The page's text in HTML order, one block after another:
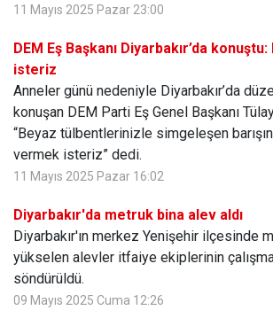
11 Mayıs 2025 Pazar 23:00
DEM Eş Başkanı Diyarbakır’da
isteriz
Anneler günü nedeniyle Diyarbakır’da
konuşan DEM Parti Eş Genel Başkanı
“Beyaz tülbentlerinizle simgeleşen
vermek isteriz” dedi.
11 Mayıs 2025 Pazar 16:02
Diyarbakır'da metruk bina alev aldı
Diyarbakır'ın merkez Yenişehir ilçesinde
yükselen alevler itfaiye ekiplerinin
söndürüldü.
09 Mayıs 2025 Cuma 12:26